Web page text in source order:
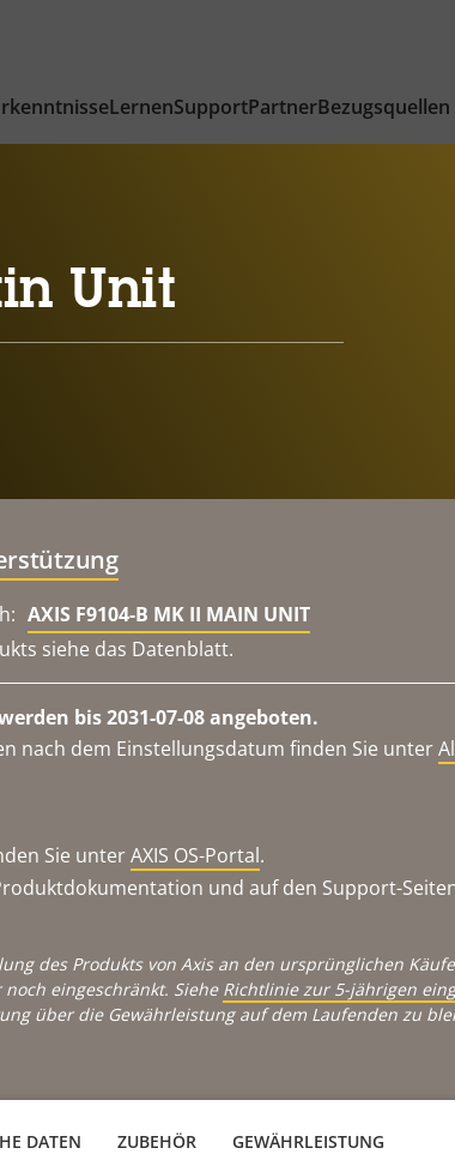
LernenSupportPartnerBezugsquellen
Unit
AXIS F9104-B MK II MAIN UNIT
siehe das Datenblatt.
bis 2031-07-08 angeboten.
nach dem Einstellungsdatum finden Sie unter
Sie unterAXIS OS-Portal.
und auf den Support-
des Produkts von Axis an den ursprünglichen
eingeschränkt. Siehe Richtlinie zur 5-jährigen
über die Gewährleistung auf dem Laufenden zu
DATEN ZUBEHÖR GEWÄHRLEISTUNG